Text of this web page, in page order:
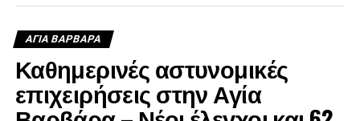
Αθλητισμού, με προϋπολογισμό που φτάνει τις 700.000
ευρώ. Πρόκειται για μια ουσιαστική παρέμβαση που θα
αναβαθμίσει τις αθλητικές υποδομές της πόλης, θα
δημιουργήσει καλύτερες και ασφαλέστερες συνθήκες για
τα παιδιά, τους αθλητές και τα σωματεία και θα δώσει νέα
πνοή σε έναν χώρο με ιδιαίτερη σημασία για την τοπική
ΑΓΙΑ ΒΑΡΒΑΡΑ
Καθημερινές αστυνομικές
επιχειρήσεις στην Αγία